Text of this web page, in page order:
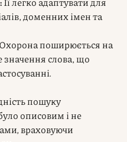
доменних імен та
Охорона поширюється на
слова, що
пошуку
описовим і не
враховуючи